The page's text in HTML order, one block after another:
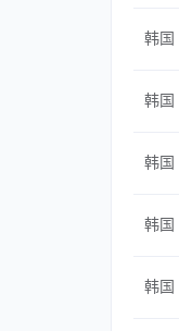
韩国
韩国
韩国
韩国
韩国